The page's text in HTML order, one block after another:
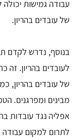
עבודה גמישות יכולה
של עובדים בהריון.
בנוסף, נדרש לקדם
לעובדים בהריון. זה
של עובדים בהריון,
מבינים ומפרגנים.
אפליה נגד עובדות
לתרום למקום עבודה